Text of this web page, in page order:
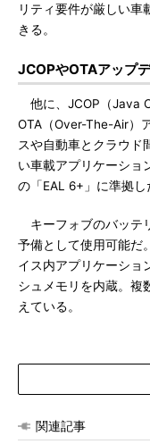
リティ要件が厳しい車
きる。
JCOPやOTAアップ
他に、JCOP（Java
OTA（Over-The-Air）
スや自動車とクラウド
い車載アプリケーショ
の「EAL 6+」に準拠し
キーフォブのバッテ
予備として使用可能だ
イス内アプリケーショ
シュメモリを内蔵。複
えている。
関連記事